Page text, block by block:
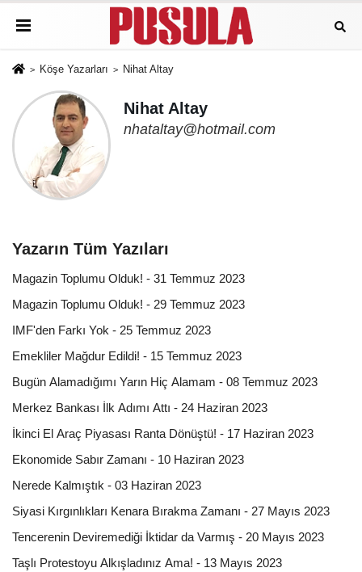
Köşe Yazarları Nihat Altay
Nihat Altay
nhataltay@hotmail.com
Yazarın Tüm Yazıları
Magazin Toplumu Olduk! - 31 Temmuz 2023
Magazin Toplumu Olduk! - 29 Temmuz 2023
IMF'den Farkı Yok - 25 Temmuz 2023
Emekliler Mağdur Edildi! - 15 Temmuz 2023
Bugün Alamadığımı Yarın Hiç Alamam - 08 Temmuz 2023
Merkez Bankası İlk Adımı Attı - 24 Haziran 2023
İkinci El Araç Piyasası Ranta Dönüştü! - 17 Haziran 2023
Ekonomide Sabır Zamanı - 10 Haziran 2023
Nerede Kalmıştık - 03 Haziran 2023
Siyasi Kırgınlıkları Kenara Bırakma Zamanı - 27 Mayıs 2023
Tencerenin Deviremediği İktidar da Varmış - 20 Mayıs 2023
Taşlı Protestoyu Alkışladınız Ama! - 13 Mayıs 2023